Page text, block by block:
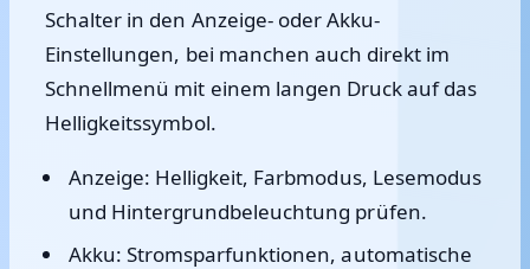
Schalter in den Anzeige- oder Akku-
Einstellungen, bei manchen auch direkt im
Schnellmenü mit einem langen Druck auf das
Helligkeitssymbol.
Anzeige: Helligkeit, Farbmodus, Lesemodus
und Hintergrundbeleuchtung prüfen.
Akku: Stromsparfunktionen, automatische